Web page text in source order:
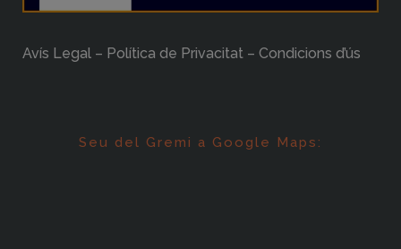
Avís Legal – Política de Privacitat – Condicions d’ús
Seu del Gremi a Google Maps: